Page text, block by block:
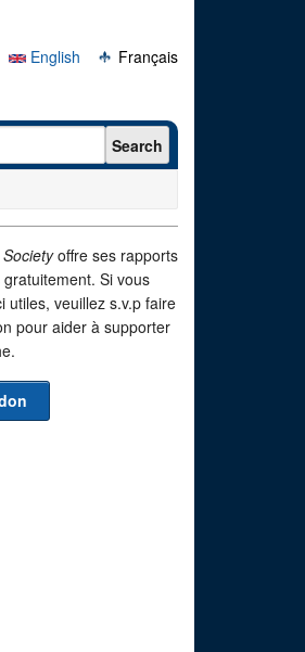
English
Français
form Search
offre ses rapports
Si vous
utiles, veuillez s.v.p faire
pour aider à supporter